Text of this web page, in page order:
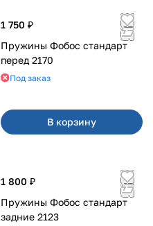
1 750 ₽
Пружины Фобос стандарт
перед 2170
Под заказ
В корзину
1 800 ₽
Пружины Фобос стандарт
задние 2123